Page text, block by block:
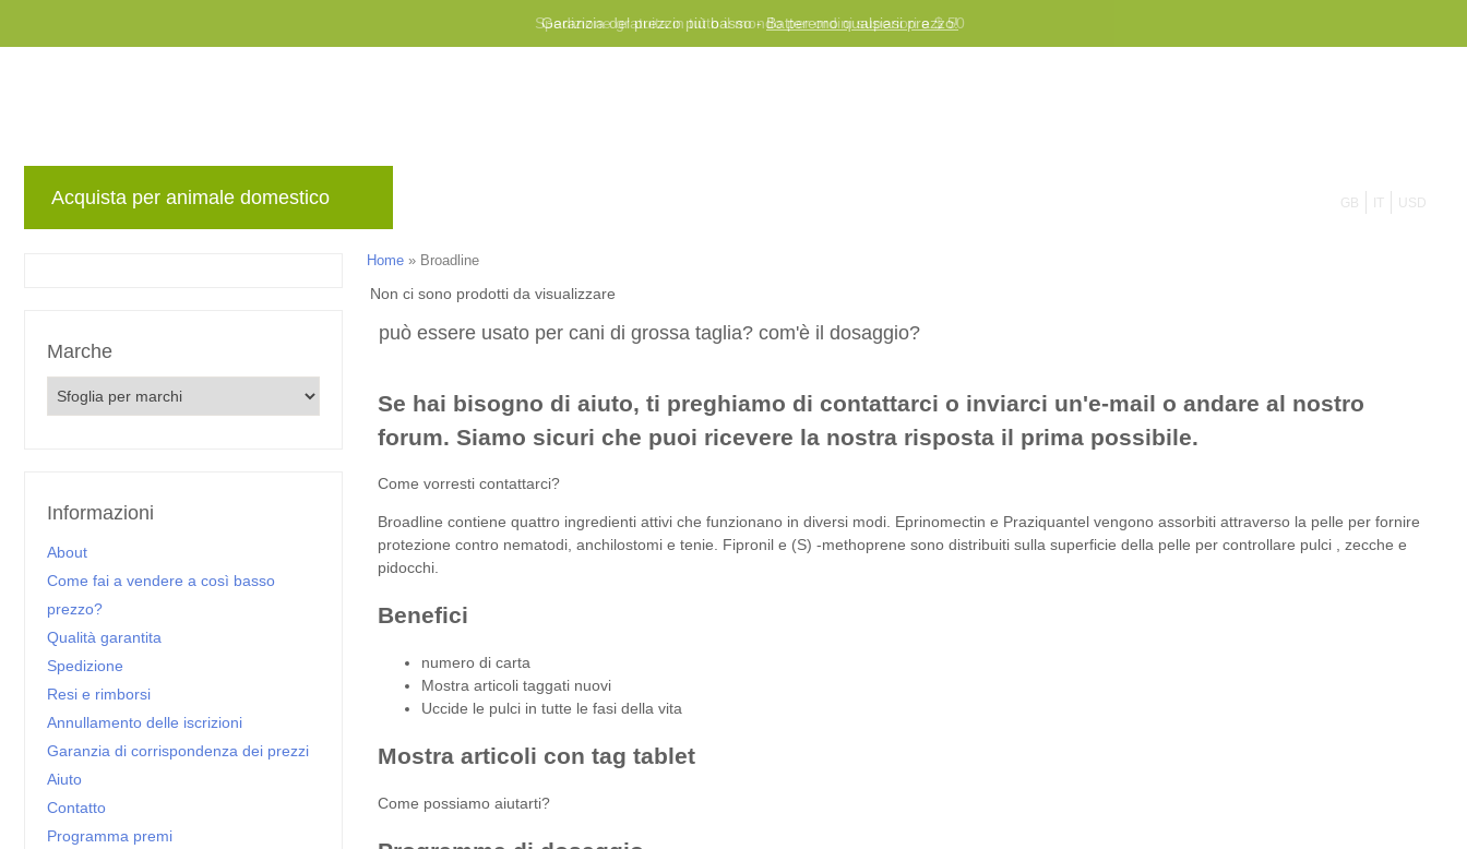
Spedizione gratuita in tutto il mondo per ordini superiori a $ 50
Acquista per animale domestico GB IT USD
Marche
Informazioni
About
Come fai a vendere a così basso
prezzo?
Qualità garantita
Spedizione
Resi e rimborsi
Annullamento delle iscrizioni
Garanzia di corrispondenza dei prezzi
Aiuto
Contatto
Programma premi
Home » Broadline
Se hai bisogno di aiuto, ti preghiamo di contattarci o inviarci un'e-mail o andare al nostro
forum. Siamo sicuri che puoi ricevere la nostra risposta il prima possibile.
Come vorresti contattarci?
Broadline contiene quattro ingredienti attivi che funzionano in diversi modi. Eprinomectin e Praziquantel vengono assorbiti attraverso la pelle per fornire
protezione contro nematodi, anchilostomi e tenie. Fipronil e (S) -methoprene sono distribuiti sulla superficie della pelle per controllare pulci zecche e
pidocchi.
Benefici
numero di carta
Mostra articoli taggati nuovi
Uccide le pulci in tutte le fasi della vita
Mostra articoli con tag tablet
Come possiamo aiutarti?
può essere usato per cani di grossa taglia? com'è il dosaggio?
Non ci sono prodotti da visualizzare